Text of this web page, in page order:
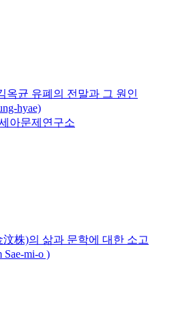
옥균 유폐의 전말과 그 원인
hyae)
아문제연구소
株)의 삶과 문학에 대한 소고
Sae-mi-o )